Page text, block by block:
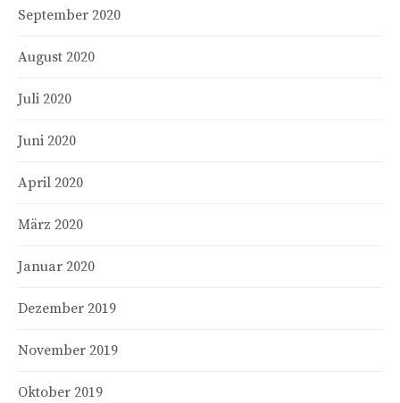
September 2020
August 2020
Juli 2020
Juni 2020
April 2020
März 2020
Januar 2020
Dezember 2019
November 2019
Oktober 2019